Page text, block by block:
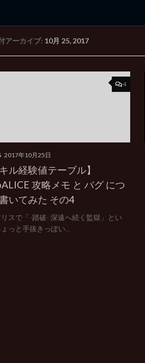
記 3rd Edition
アーカイブ: 10月 25, 2017
4
2017年10月25日
キル経験値テーブル】
攻略メモ と バグ につ
いてみた その4
リスで「-踏破- 深遠へ続く監獄」とい
っと手抜きっぽい...